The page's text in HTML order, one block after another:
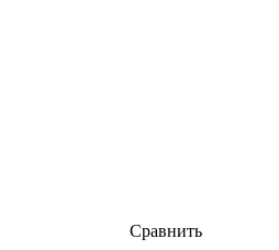
Сравнить